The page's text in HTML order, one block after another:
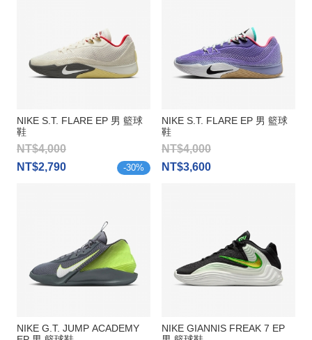
NIKE S.T. FLARE EP 男 籃球
鞋
NT$4,000
NT$2,790
-30%
NIKE S.T. FLARE EP 男 籃球
鞋
NT$4,000
NT$3,600
NIKE G.T. JUMP ACADEMY
NIKE GIANNIS FREAK 7 EP